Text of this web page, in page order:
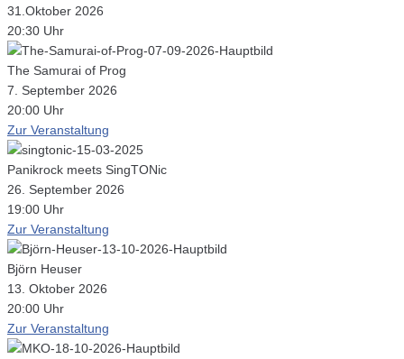
31.Oktober 2026
20:30 Uhr
The Samurai of Prog
7. September 2026
20:00 Uhr
Zur Veranstaltung
Panikrock meets SingTONic
26. September 2026
19:00 Uhr
Zur Veranstaltung
Björn Heuser
13. Oktober 2026
20:00 Uhr
Zur Veranstaltung